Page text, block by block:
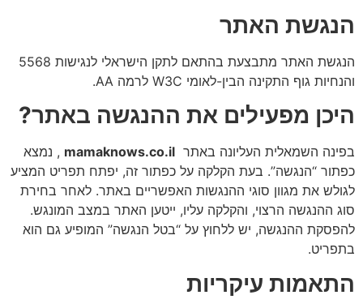
הנגשת האתר
הנגשת האתר מתבצעת בהתאם לתקן הישראלי לנגישות 5568
והנחיות גוף התקינה הבין-לאומי W3C לרמה AA.
היכן מפעילים את ההנגשה באתר?
בפינה השמאלית העליונה באתר mamaknows.co.il , נמצא
כפתור “הנגשה”. בעת הקלקה על כפתור זה, יפתח תפריט המציע
לגולש את מגוון סוגי ההנגשות האפשריים באתר. לאחר בחירת
סוג ההנגשה הרצוי, והקלקה עליו, ייטען האתר במצב המונגש.
להפסקת ההנגשה, יש ללחוץ על “בטל הנגשה” המופיע גם הוא
בתפריט.
התאמות עיקריות